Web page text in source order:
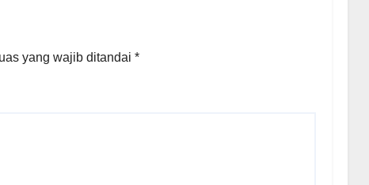
yang wajib ditandai *